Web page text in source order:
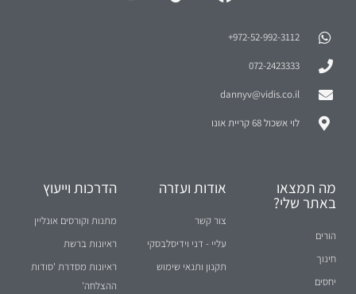
972-52-992-3112⁩+
072-2423333
dannyv@vidis.co.il
לוי אשכול 68 קריית אונו
מה תמצאו
באתר שלי?
הורים
חינוך
יחסים
אודות ועזרה
צור קשר
עליי - דני וידיסלבסקי
תקנון ותנאי שימוש
הדרכות וייעוץ
מתנות וקורסים אונליין
ראיונות ברשת
ראיונות מסדרת 'סודות
ההצלחה'